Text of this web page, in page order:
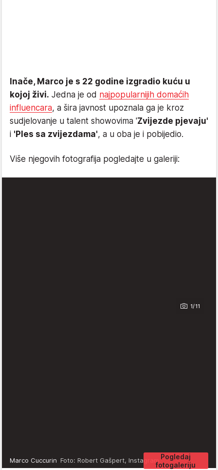
Inače, Marco je s 22 godine izgradio kuću u
kojoj živi. Jedna je od najpopularnijih domaćih
influencara, a šira javnost upoznala ga je kroz
sudjelovanje u talent showovima 'Zvijezde pjevaju'
i 'Ples sa zvijezdama', a u oba je i pobijedio.
Više njegovih fotografija pogledajte u galeriji:
1/11
Pogledaj
fotogaleriju
Marco Cuccurin Foto: Robert Gašpert, Instagram